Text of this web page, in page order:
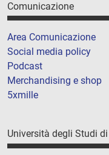
Comunicazione
Area Comunicazione
Social media policy
Podcast
Merchandising e shop
5xmille
Università degli Studi